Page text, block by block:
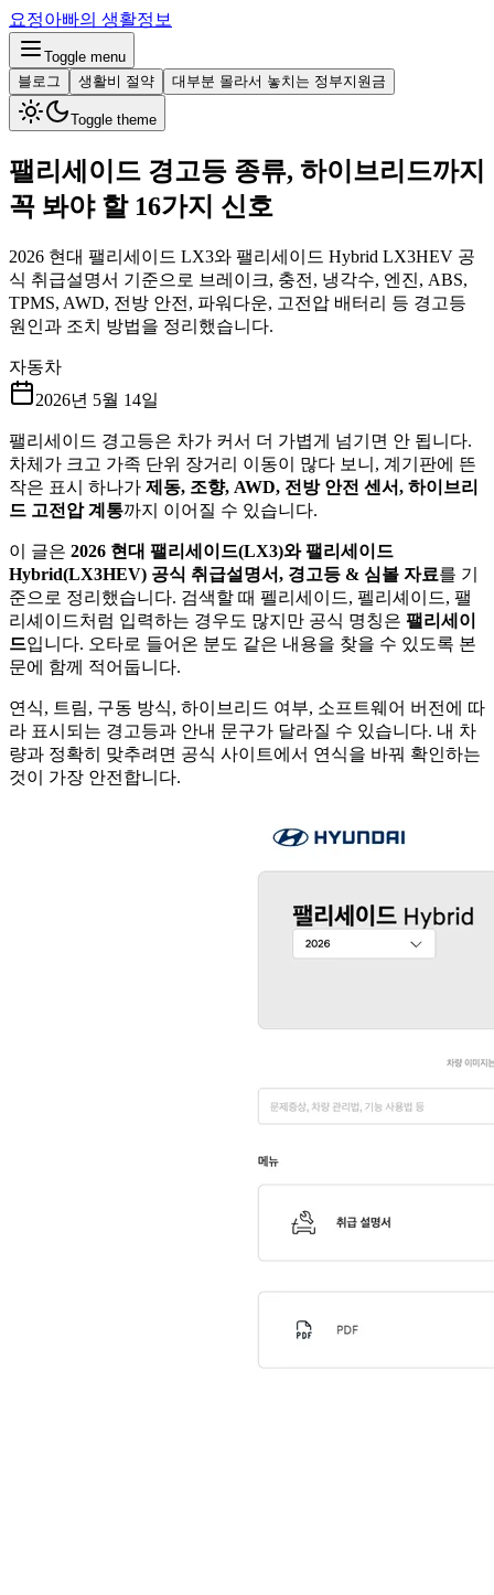
요정아빠의 생활정보
Toggle menu
블로그
생활비 절약 대부분 몰라서 놓치는 정부지원금
Toggle theme
팰리세이드 경고등 종류, 하이브리드까지
꼭 봐야 할 16가지 신호
2026 현대 팰리세이드 LX3와 팰리세이드 Hybrid LX3HEV 공
식 취급설명서 기준으로 브레이크, 충전, 냉각수, 엔진, ABS,
TPMS, AWD, 전방 안전, 파워다운, 고전압 배터리 등 경고등
원인과 조치 방법을 정리했습니다.
자동차
2026년 5월 14일
팰리세이드 경고등은 차가 커서 더 가볍게 넘기면 안 됩니다.
차체가 크고 가족 단위 장거리 이동이 많다 보니, 계기판에 뜬
작은 표시 하나가 제동, 조향, AWD, 전방 안전 센서, 하이브리
드 고전압 계통까지 이어질 수 있습니다.
이 글은 2026 현대 팰리세이드(LX3)와 팰리세이드
Hybrid(LX3HEV) 공식 취급설명서, 경고등 & 심볼 자료를 기
준으로 정리했습니다. 검색할 때 펠리세이드, 펠리셰이드, 팰
리셰이드처럼 입력하는 경우도 많지만 공식 명칭은 팰리세이
드입니다. 오타로 들어온 분도 같은 내용을 찾을 수 있도록 본
문에 함께 적어둡니다.
연식, 트림, 구동 방식, 하이브리드 여부, 소프트웨어 버전에 따
라 표시되는 경고등과 안내 문구가 달라질 수 있습니다. 내 차
량과 정확히 맞추려면 공식 사이트에서 연식을 바꿔 확인하는
것이 가장 안전합니다.